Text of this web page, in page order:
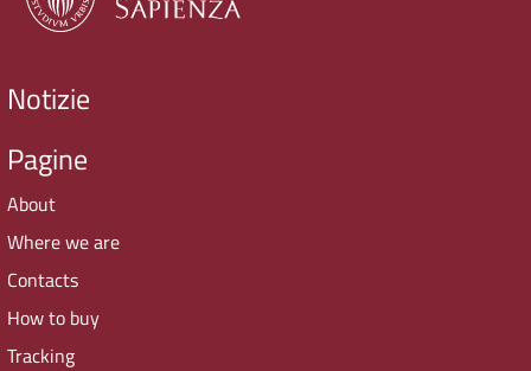
Notizie
Pagine
About
Where we are
Contacts
How to buy
Tracking